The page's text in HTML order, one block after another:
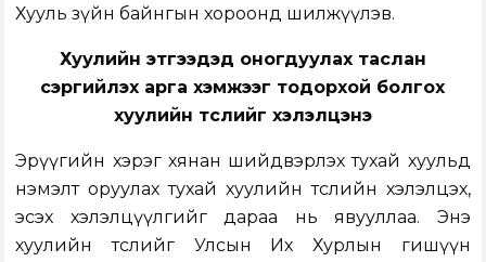
Хууль зүйн байнгын хороонд шилжүүлэв.
Хуулийн этгээдэд оногдуулах таслан
сэргийлэх арга хэмжээг тодорхой болгох
хуулийн төслийг хэлэлцэнэ
Эрүүгийн хэрэг хянан шийдвэрлэх тухай хуульд
нэмэлт оруулах тухай хуулийн төслийн хэлэлцэх,
эсэх хэлэлцүүлгийг дараа нь явууллаа. Энэ
хуулийн төслийг Улсын Их Хурлын гишүүн